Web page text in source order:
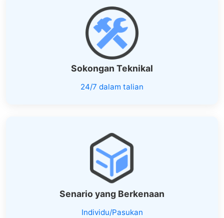
Sokongan Teknikal
24/7 dalam talian
Senario yang Berkenaan
Individu/Pasukan